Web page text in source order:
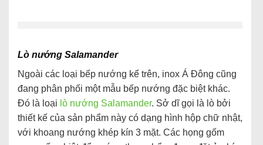
Lò nướng Salamander
Ngoài các loại bếp nướng kể trên, inox Á Đông cũng
đang phân phối một mẫu bếp nướng đặc biệt khác.
Đó là loại lò nướng Salamander. Sở dĩ gọi là lò bởi
thiết kế của sản phẩm này có dạng hình hộp chữ nhật,
với khoang nướng khép kín 3 mặt. Các họng gốm